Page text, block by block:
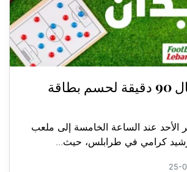
ديربي الشمال 90 دقيقة لحسم بطاقة
الأحد عند الساعة الخامسة إلى ملعب
كرامي في طرابلس، حيث...
25-